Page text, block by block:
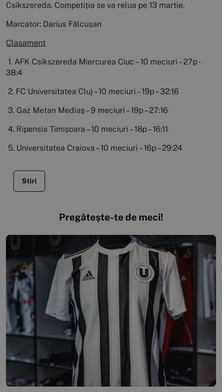
Csikszereda. Competiția se va relua pe 13 martie.
Marcator: Darius Fălcușan
Clasament
1. AFK Csikszereda Miercurea Ciuc – 10 meciuri – 27p -
38:4
2. FC Universitatea Cluj – 10 meciuri – 19p – 32:16
3. Gaz Metan Mediaș – 9 meciuri – 19p – 27:16
4. Ripensia Timișoara – 10 meciuri – 18p – 16:11
5. Universitatea Craiova – 10 meciuri – 16p – 29:24
Stiri
Pregătește-te de meci!